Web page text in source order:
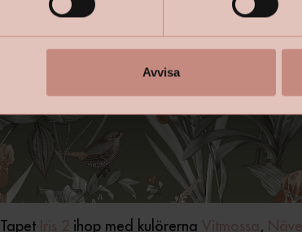
Avvisa
Tapet ihop med kulörerna ,